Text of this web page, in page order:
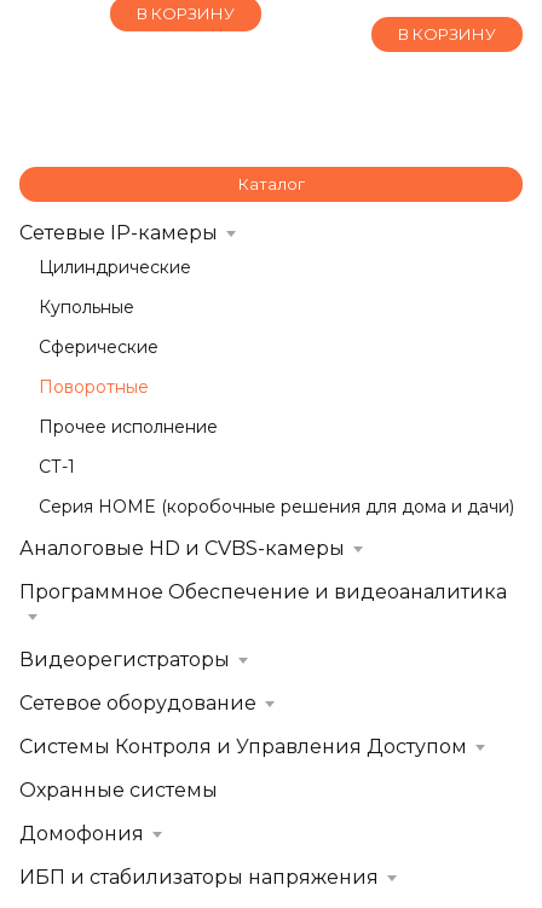
В КОРЗИНУ
В КОРЗИНУ
Каталог
Сетевые IP-камеры
Цилиндрические
Купольные
Сферические
Поворотные
Прочее исполнение
СТ-1
Серия HOME (коробочные решения для дома и дачи)
Аналоговые HD и CVBS-камеры
Программное Обеспечение и видеоаналитика
Видеорегистраторы
Сетевое оборудование
Системы Контроля и Управления Доступом
Охранные системы
Домофония
ИБП и стабилизаторы напряжения